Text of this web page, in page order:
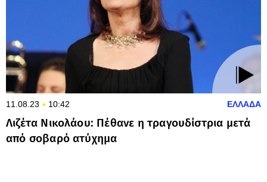
11.08.23 10:42 ΕΛΛΑΔΑ
Λιζέτα Νικολάου: Πέθανε η τραγουδίστρια μετά
από σοβαρό ατύχημα